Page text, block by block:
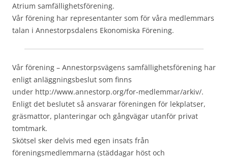
Atrium samfällighetsförening.
Vår förening har representanter som för våra medlemmars
talan i Annestorpsdalens Ekonomiska Förening.
Vår förening – Annestorpsvägens samfällighetsförening har
enligt anläggningsbeslut som finns
under http://www.annestorp.org/for-medlemmar/arkiv/.
Enligt det beslutet så ansvarar föreningen för lekplatser,
gräsmattor, planteringar och gångvägar utanför privat
tomtmark.
Skötsel sker delvis med egen insats från
föreningsmedlemmarna (städdagar höst och